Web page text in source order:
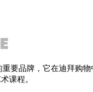
要品牌，它在迪拜购
课程。